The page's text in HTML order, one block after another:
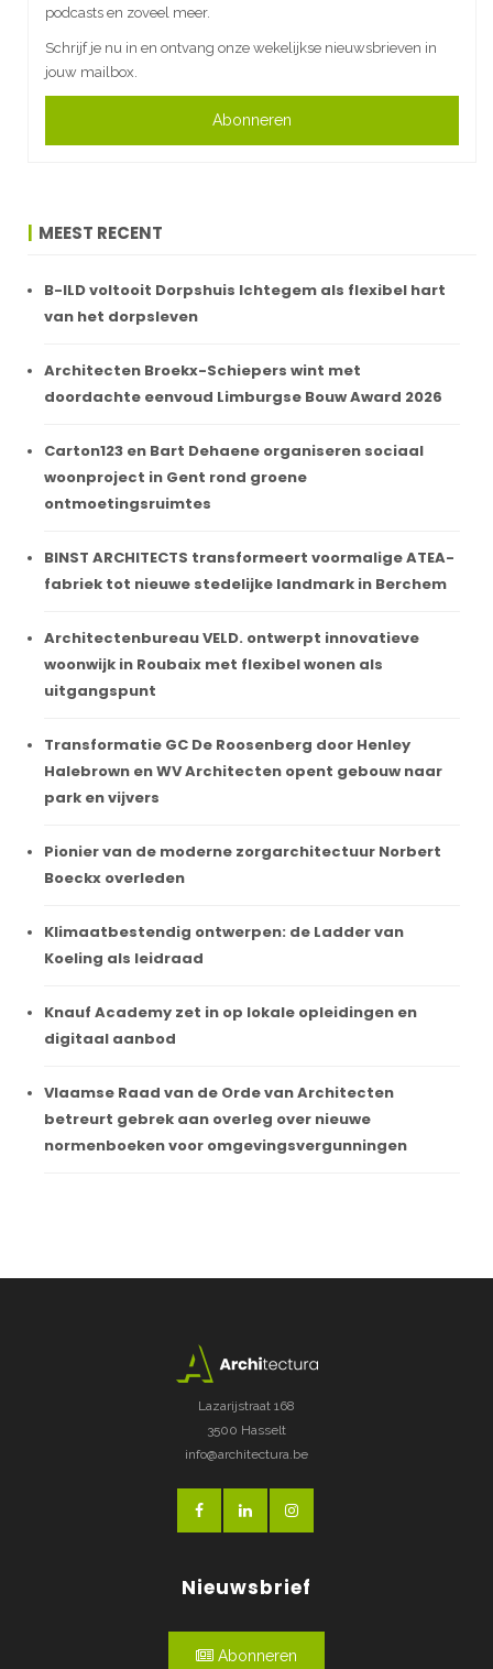
podcasts en zoveel meer.
Schrijf je nu in en ontvang onze wekelijkse nieuwsbrieven in
jouw mailbox.
Abonneren
MEEST RECENT
B-ILD voltooit Dorpshuis Ichtegem als flexibel hart
van het dorpsleven
Architecten Broekx-Schiepers wint met
doordachte eenvoud Limburgse Bouw Award 2026
Carton123 en Bart Dehaene organiseren sociaal
woonproject in Gent rond groene
ontmoetingsruimtes
BINST ARCHITECTS transformeert voormalige ATEA-
fabriek tot nieuwe stedelijke landmark in Berchem
Architectenbureau VELD. ontwerpt innovatieve
woonwijk in Roubaix met flexibel wonen als
uitgangspunt
Transformatie GC De Roosenberg door Henley
Halebrown en WV Architecten opent gebouw naar
park en vijvers
Pionier van de moderne zorgarchitectuur Norbert
Boeckx overleden
Klimaatbestendig ontwerpen: de Ladder van
Koeling als leidraad
Knauf Academy zet in op lokale opleidingen en
digitaal aanbod
Vlaamse Raad van de Orde van Architecten
betreurt gebrek aan overleg over nieuwe
normenboeken voor omgevingsvergunningen
Lazarijstraat 168
3500 Hasselt
info@architectura.be
Nieuwsbrief
Abonneren